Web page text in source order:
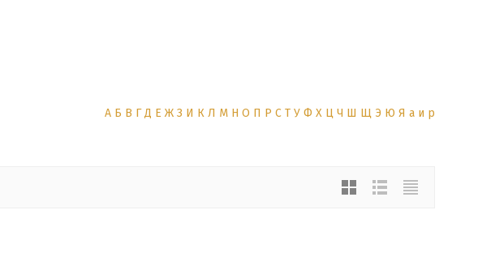
А Б В Г Д Е Ж З И К Л М Н О П Р С Т У Ф Х Ц Ч Ш Щ Э Ю Я а и р